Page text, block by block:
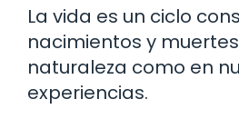
La vida es un ciclo
nacimientos y
naturaleza como en
experiencias.